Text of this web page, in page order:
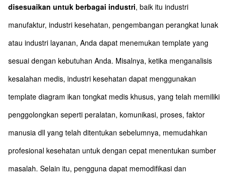
disesuaikan untuk berbagai industri, baik itu industri
manufaktur, industri kesehatan, pengembangan perangkat lunak
atau industri layanan, Anda dapat menemukan template yang
sesuai dengan kebutuhan Anda. Misalnya, ketika menganalisis
kesalahan medis, industri kesehatan dapat menggunakan
template diagram ikan tongkat medis khusus, yang telah memiliki
penggolongkan seperti peralatan, komunikasi, proses, faktor
manusia dll yang telah ditentukan sebelumnya, memudahkan
profesional kesehatan untuk dengan cepat menentukan sumber
masalah. Selain itu, pengguna dapat memodifikasi dan